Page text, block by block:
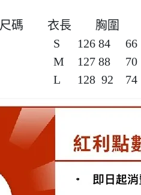
尺碼	衣長	胸圍	腰圍	臀圍
S	126 84	66	86
M	127 88	70	90